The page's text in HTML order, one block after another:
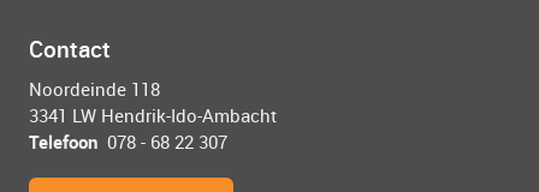
Contact
Noordeinde 118
3341 LW Hendrik-Ido-Ambacht
Telefoon 078 - 68 22 307